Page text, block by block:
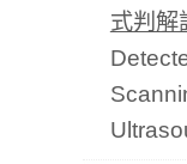
式判解